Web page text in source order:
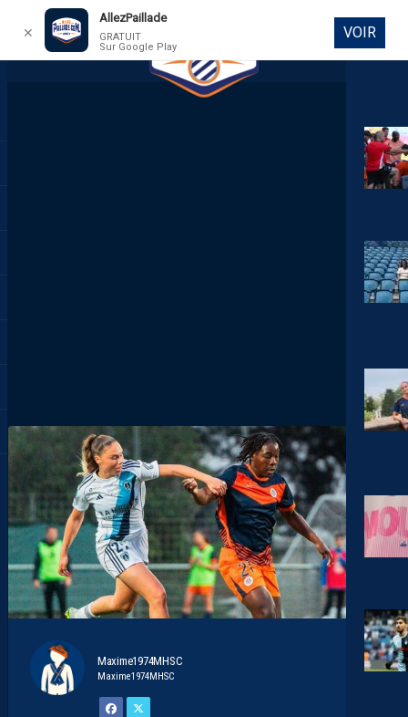
DIRECT
Maxime1974MHSC
Maxime1974MHSC
✕
AllezPaillade
GRATUIT
Sur Google Play
VOIR